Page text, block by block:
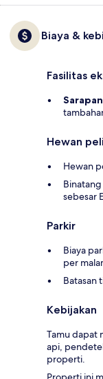
Biaya &
Fasilitas
Hewan
Hewan
sebesar
Parkir
Biaya
per
Batasan
Kebijakan
Tamu dapat
api,
properti.